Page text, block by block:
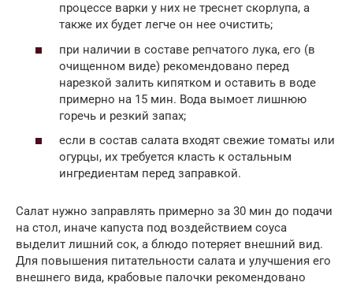
процессе варки у них не треснет скорлупа, а
также их будет легче он нее очистить;
при наличии в составе репчатого лука, его (в
очищенном виде) рекомендовано перед
нарезкой залить кипятком и оставить в воде
примерно на 15 мин. Вода вымоет лишнюю
горечь и резкий запах;
если в состав салата входят свежие томаты или
огурцы, их требуется класть к остальным
ингредиентам перед заправкой.
Салат нужно заправлять примерно за 30 мин до подачи
на стол, иначе капуста под воздействием соуса
выделит лишний сок, а блюдо потеряет внешний вид.
Для повышения питательности салата и улучшения его
внешнего вида, крабовые палочки рекомендовано